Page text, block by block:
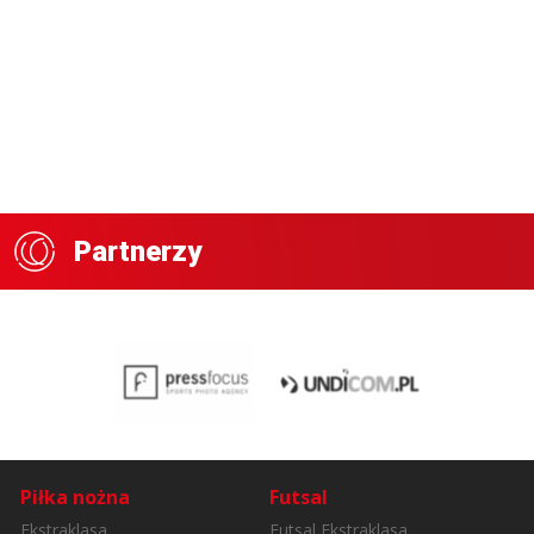
Partnerzy
Piłka nożna Futsal